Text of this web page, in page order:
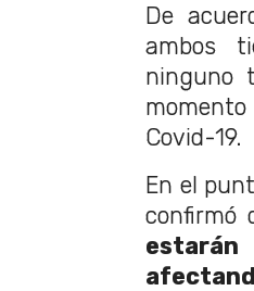
De
ambos
ninguno
Covid-19.
En el
confirmó